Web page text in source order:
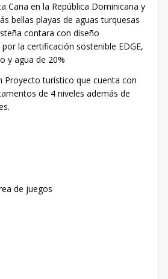
Cana en la República Dominicana y
bellas playas de aguas turquesas
contara con diseño
la certificación sostenible EDGE,
y agua de 20%
Proyecto turístico que cuenta con
de 4 niveles además de
de juegos